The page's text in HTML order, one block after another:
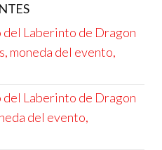
del Laberinto de Dragon
moneda del evento,
del Laberinto de Dragon
del evento,